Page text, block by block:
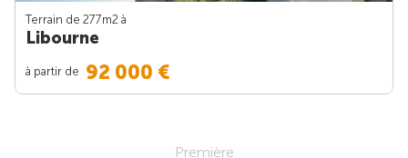
Terrain de 277m2 à
Libourne
à partir de 92 000 €
Première